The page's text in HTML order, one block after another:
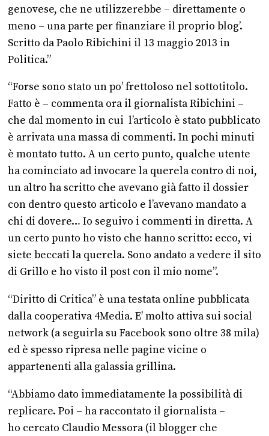
genovese, che ne utilizzerebbe – direttamente o
meno – una parte per finanziare il proprio blog’.
Scritto da Paolo Ribichini il 13 maggio 2013 in
Politica.”
“Forse sono stato un po’ frettoloso nel sottotitolo.
Fatto è – commenta ora il giornalista Ribichini –
che dal momento in cui l’articolo è stato pubblicato
è arrivata una massa di commenti. In pochi minuti
è montato tutto. A un certo punto, qualche utente
ha cominciato ad invocare la querela contro di noi,
un altro ha scritto che avevano già fatto il dossier
con dentro questo articolo e l’avevano mandato a
chi di dovere… Io seguivo i commenti in diretta. A
un certo punto ho visto che hanno scritto: ecco, vi
siete beccati la querela. Sono andato a vedere il sito
di Grillo e ho visto il post con il mio nome”.
“Diritto di Critica” è una testata online pubblicata
dalla cooperativa 4Media. E’ molto attiva sui social
network (a seguirla su Facebook sono oltre 38 mila)
ed è spesso ripresa nelle pagine vicine o
appartenenti alla galassia grillina.
“Abbiamo dato immediatamente la possibilità di
replicare. Poi – ha raccontato il giornalista –
ho cercato Claudio Messora (il blogger che